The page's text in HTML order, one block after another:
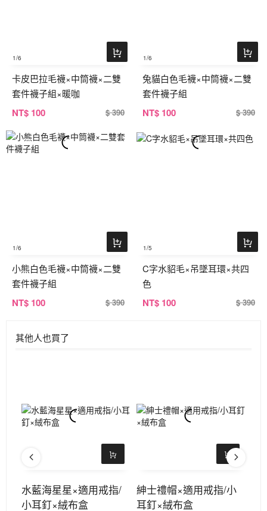
1/6
卡皮巴拉毛襪×中筒襪×二雙
套件襪子組×暖咖
NT$ 100 $ 390
1/6
兔貓白色毛襪×中筒襪×二雙
套件襪子組
NT$ 100 $ 390
1/6
小熊白色毛襪×中筒襪×二雙
套件襪子組
NT$ 100 $ 390
1/5
C字水貂毛×吊墜耳環×共四
色
NT$ 100 $ 390
其他人也買了
水藍海星星×適用戒指/
小耳釘×絨布盒
紳士禮帽×適用戒指/小
耳釘×絨布盒